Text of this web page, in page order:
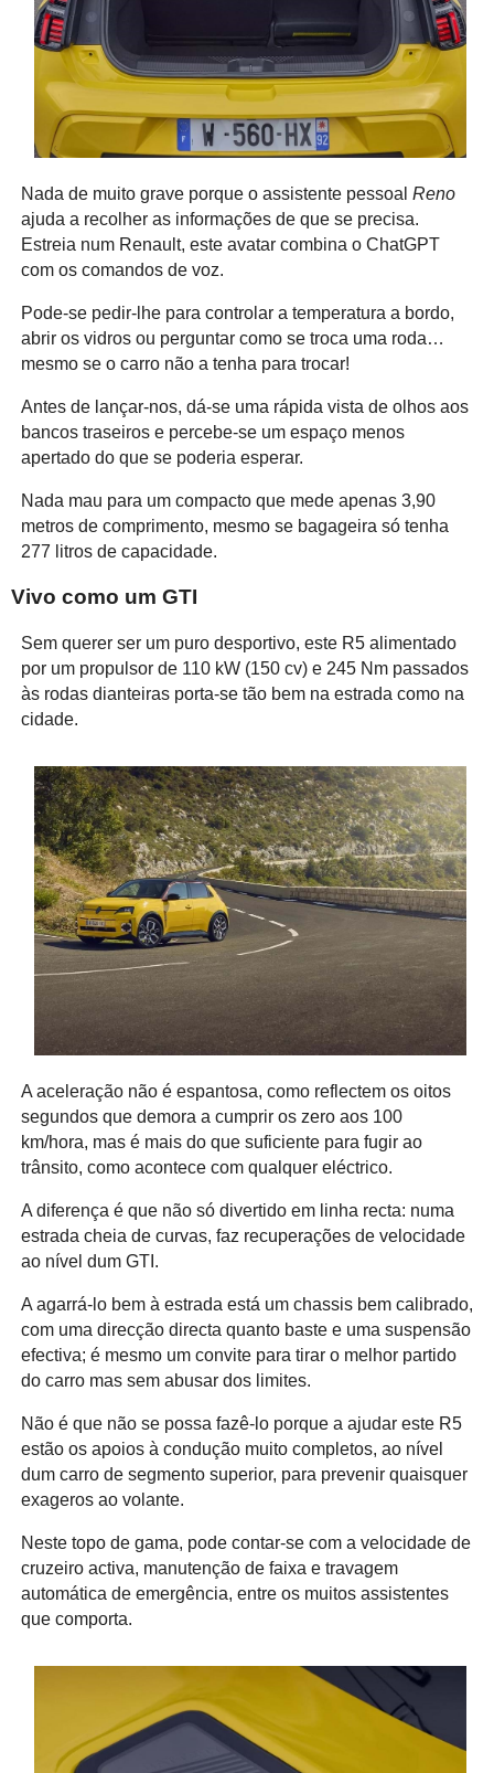
Nada de muito grave porque o assistente pessoal Reno
ajuda a recolher as informações de que se precisa.
Estreia num Renault, este avatar combina o ChatGPT
com os comandos de voz.
Pode-se pedir-lhe para controlar a temperatura a bordo,
abrir os vidros ou perguntar como se troca uma roda…
mesmo se o carro não a tenha para trocar!
Antes de lançar-nos, dá-se uma rápida vista de olhos aos
bancos traseiros e percebe-se um espaço menos
apertado do que se poderia esperar.
Nada mau para um compacto que mede apenas 3,90
metros de comprimento, mesmo se bagageira só tenha
277 litros de capacidade.
Vivo como um GTI
Sem querer ser um puro desportivo, este R5 alimentado
por um propulsor de 110 kW (150 cv) e 245 Nm passados
às rodas dianteiras porta-se tão bem na estrada como na
cidade.
A aceleração não é espantosa, como reflectem os oitos
segundos que demora a cumprir os zero aos 100
km/hora, mas é mais do que suficiente para fugir ao
trânsito, como acontece com qualquer eléctrico.
A diferença é que não só divertido em linha recta: numa
estrada cheia de curvas, faz recuperações de velocidade
ao nível dum GTI.
A agarrá-lo bem à estrada está um chassis bem calibrado,
com uma direcção directa quanto baste e uma suspensão
efectiva; é mesmo um convite para tirar o melhor partido
do carro mas sem abusar dos limites.
Não é que não se possa fazê-lo porque a ajudar este R5
estão os apoios à condução muito completos, ao nível
dum carro de segmento superior, para prevenir quaisquer
exageros ao volante.
Neste topo de gama, pode contar-se com a velocidade de
cruzeiro activa, manutenção de faixa e travagem
automática de emergência, entre os muitos assistentes
que comporta.